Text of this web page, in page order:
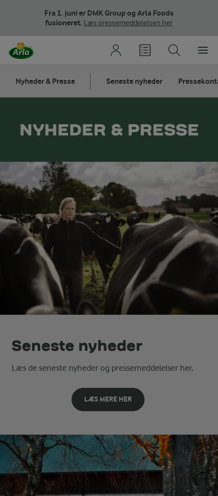
Fra 1. juni er DMK Group og Arla Foods
fusioneret. Læs pressemeddelelsen her
Nyheder & Presse Seneste nyheder
NYHEDER & PRESSE
Seneste nyheder
Læs de seneste nyheder og pressemeddelelser her.
LÆS MERE HER